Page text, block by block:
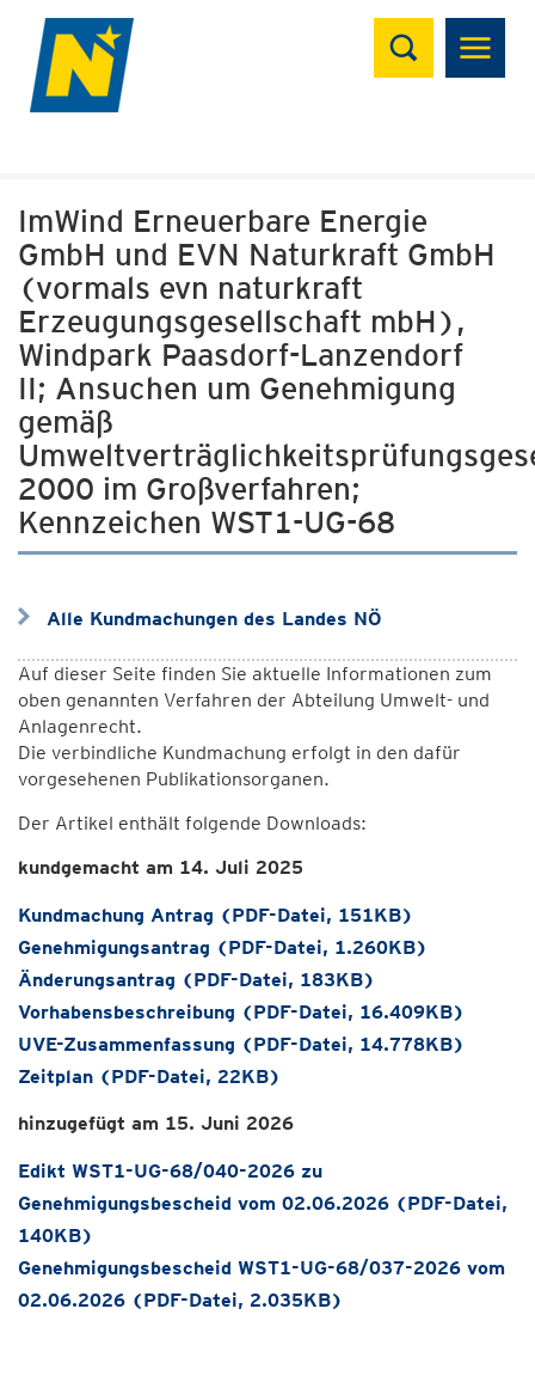
Suchen
ImWind Erneuerbare Energie
GmbH und EVN Naturkraft GmbH
(vormals evn naturkraft
Erzeugungsgesellschaft mbH),
Windpark Paasdorf-Lanzendorf
II; Ansuchen um Genehmigung
gemäß
2000 im Großverfahren;
Kennzeichen WST1-UG-68
Alle Kundmachungen des Landes NÖ
Auf dieser Seite finden Sie aktuelle Informationen zum
oben genannten Verfahren der Abteilung Umwelt- und
Anlagenrecht.
Die verbindliche Kundmachung erfolgt in den dafür
vorgesehenen Publikationsorganen.
Der Artikel enthält folgende Downloads:
kundgemacht am 14. Juli 2025
Kundmachung Antrag (PDF-Datei, 151KB)
Genehmigungsantrag (PDF-Datei, 1.260KB)
Änderungsantrag (PDF-Datei, 183KB)
Vorhabensbeschreibung (PDF-Datei, 16.409KB)
UVE-Zusammenfassung (PDF-Datei, 14.778KB)
Zeitplan (PDF-Datei, 22KB)
hinzugefügt am 15. Juni 2026
Edikt WST1-UG-68/040-2026 zu
Genehmigungsbescheid vom 02.06.2026 (PDF-Datei,
140KB)
Genehmigungsbescheid WST1-UG-68/037-2026 vom
02.06.2026 (PDF-Datei, 2.035KB)